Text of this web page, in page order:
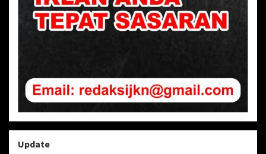
Update